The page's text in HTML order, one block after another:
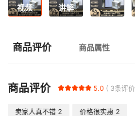
视频 讲解
商品评价 商品属性
商品评价 5.0 3条评价
卖家人真不错 2 价格很实惠 2